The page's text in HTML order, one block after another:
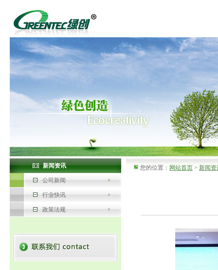
新闻资讯
公司新闻
行业快讯
政策法规
您的位置： 网站首页 > 新闻资